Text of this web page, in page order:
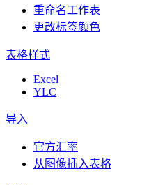
重命名工作表
更改标签颜色
表格样式
Excel
YLC
导入
官方汇率
从图像插入表格